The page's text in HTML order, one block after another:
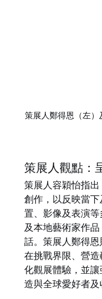
策展人鄭得恩（左
策展人觀點：
策展人容穎怡指
創作，以反映當
置、影像及表演
及本地藝術家作
話。策展人鄭得
在挑戰界限、營
化觀展體驗，並
造與全球愛好者及